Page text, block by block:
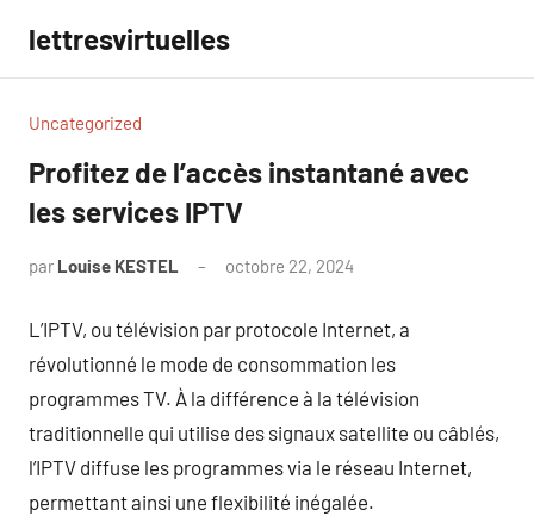
contenu
lettresvirtuelles
Uncategorized
Profitez de l’accès instantané avec
les services IPTV
par Louise KESTEL octobre 22, 2024
L’IPTV, ou télévision par protocole Internet, a
révolutionné le mode de consommation les
programmes TV. À la différence à la télévision
traditionnelle qui utilise des signaux satellite ou câblés,
l’IPTV diffuse les programmes via le réseau Internet,
permettant ainsi une flexibilité inégalée.